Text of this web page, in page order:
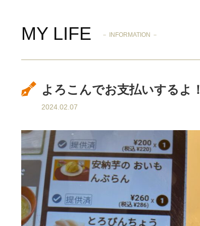
MY LIFE － INFORMATION －
よろこんでお支払いするよ！
2024.02.07